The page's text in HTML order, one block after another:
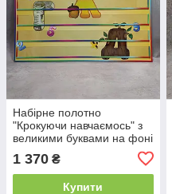
Набірне полотно
"Крокуючи навчаємось" з
великими буквами на фоні
1 370 ₴
Купити